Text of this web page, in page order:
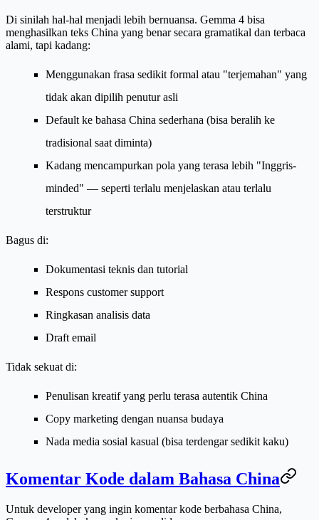
Di sinilah hal-hal menjadi lebih bernuansa. Gemma 4 bisa
menghasilkan teks China yang benar secara gramatikal dan terbaca
alami, tapi kadang:
Menggunakan frasa sedikit formal atau "terjemahan" yang
tidak akan dipilih penutur asli
Default ke bahasa China sederhana (bisa beralih ke
tradisional saat diminta)
Kadang mencampurkan pola yang terasa lebih "Inggris-
minded" — seperti terlalu menjelaskan atau terlalu
terstruktur
Bagus di:
Dokumentasi teknis dan tutorial
Respons customer support
Ringkasan analisis data
Draft email
Tidak sekuat di:
Penulisan kreatif yang perlu terasa autentik China
Copy marketing dengan nuansa budaya
Nada media sosial kasual (bisa terdengar sedikit kaku)
Komentar Kode dalam Bahasa China
Untuk developer yang ingin komentar kode berbahasa China,